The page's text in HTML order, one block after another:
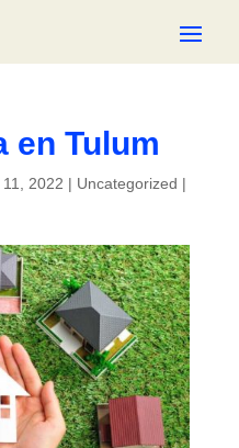
en Tulum
2022 | Uncategorized |